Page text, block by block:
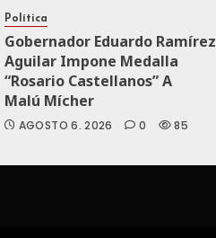
Política
Gobernador Eduardo Ramírez
Aguilar Impone Medalla
“Rosario Castellanos” A
Malú Mícher
AGOSTO 6, 2026 0 85